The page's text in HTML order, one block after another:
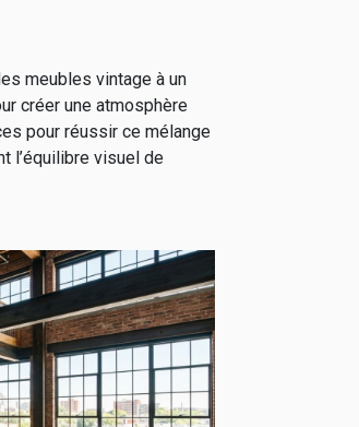
meubles vintage à un
créer une atmosphère
pour réussir ce mélange
l’équilibre visuel de